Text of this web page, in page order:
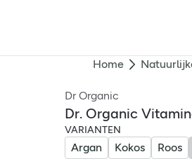
Home
Dr Organic
Dr. Organic
VARIANTEN
Argan Kokos Roos